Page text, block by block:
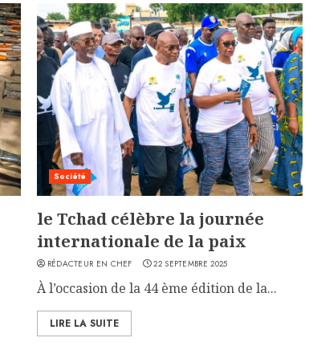
Société
le Tchad célèbre la journée
internationale de la paix
RÉDACTEUR EN CHEF 22 SEPTEMBRE 2025
À l’occasion de la 44 ème édition de la...
LIRE LA SUITE